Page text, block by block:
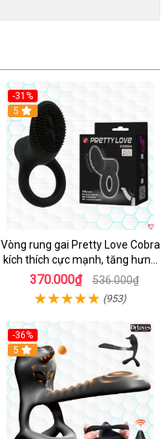
-31%
5
Vòng rung gai Pretty Love Cobra
kích thích cực mạnh, tăng hưng
phấn
370.000₫ 536.000₫
(953)
-36%
Hot
5